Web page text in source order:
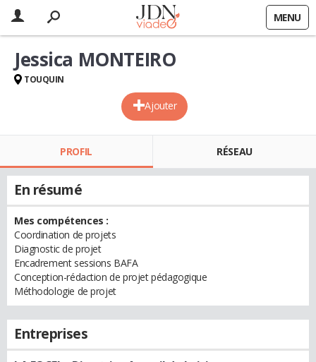
MENU
Ajouter
Jessica MONTEIRO
TOUQUIN
PROFIL RÉSEAU
En résumé
Mes compétences :
Coordination de projets
Diagnostic de projet
Encadrement sessions BAFA
Conception-rédaction de projet pédagogique
Méthodologie de projet
Entreprises